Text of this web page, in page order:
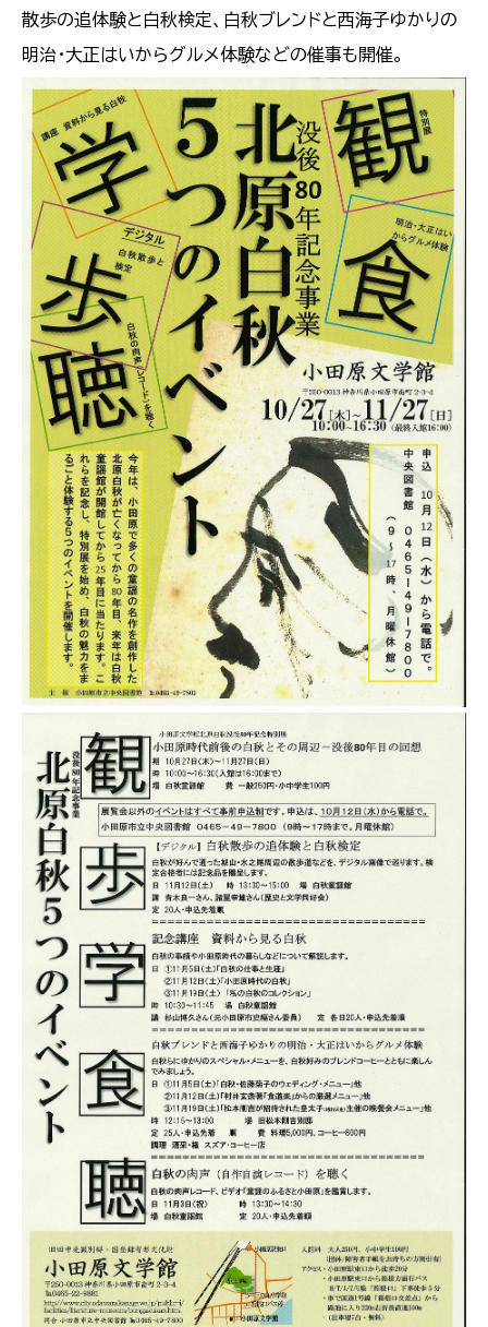
散歩の追体験と白秋検定、白秋ブレンドと西海子ゆかりの
明治・大正はいからグルメ体験などの催事も開催。